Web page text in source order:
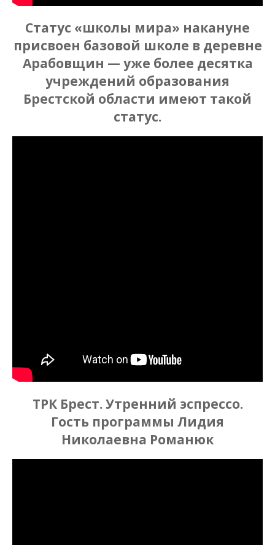
Статус «школы мира» накануне
присвоен базовой школе в деревне
Арабовщин — уже более десятка
учреждений образования
Брестской области имеют такой
статус.
ТРК Брест. Утренний эспрессо.
Гость программы Лидия
Николаевна Романюк